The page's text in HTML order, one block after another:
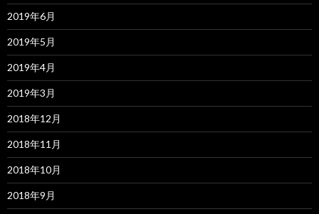
2019年6月
2019年5月
2019年4月
2019年3月
2018年12月
2018年11月
2018年10月
2018年9月